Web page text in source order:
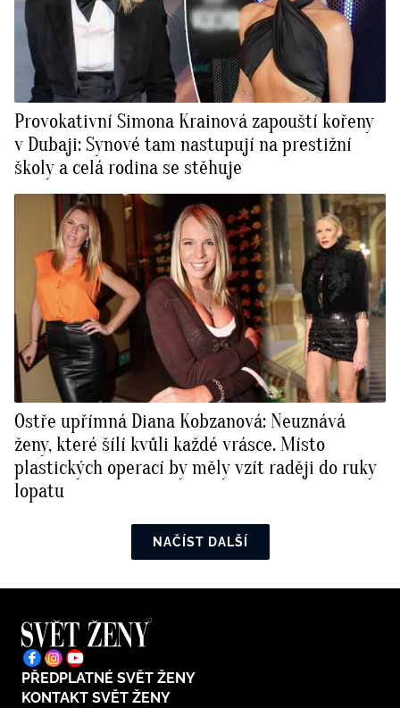
Provokativní Simona Krainová zapouští kořeny
v Dubaji: Synové tam nastupují na prestižní
školy a celá rodina se stěhuje
Ostře upřímná Diana Kobzanová: Neuznává
ženy, které šílí kvůli každé vrásce. Místo
plastických operací by měly vzít raději do ruky
lopatu
NAČÍST DALŠÍ
PŘEDPLATNÉ SVĚT ŽENY
KONTAKT SVĚT ŽENY